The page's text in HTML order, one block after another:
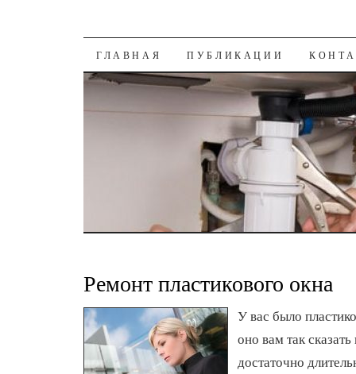
К СОДЕРЖАНИЮ
ГЛАВНАЯ ПУБЛИКАЦИИ
Ремонт пластикового окна
У вас было
оно вам так
достаточно